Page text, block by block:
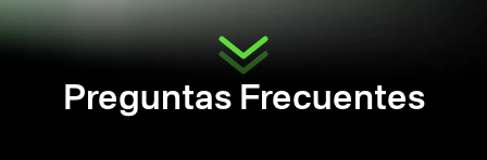
Preguntas Frecuentes